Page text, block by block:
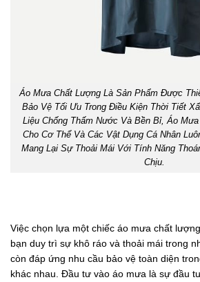
Áo Mưa Chất Lượng Là Sản Phẩm Được
Bảo Vệ Tối Ưu Trong Điều Kiện Thời Tiết
Liệu Chống Thấm Nước Và Bền Bỉ, Áo
Cho Cơ Thể Và Các Vật Dụng Cá Nhân
Mang Lại Sự Thoải Mái Với Tính Năng
Chịu.
Việc chọn lựa một chiếc áo mưa chất
bạn duy trì sự khô ráo và thoải mái trong
còn đáp ứng nhu cầu bảo vệ toàn diện
khác nhau. Đầu tư vào áo mưa là sự đầu